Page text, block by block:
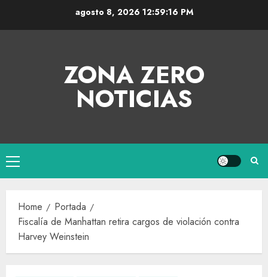
agosto 8, 202612:59:17 PM
ZONA ZERO
NOTICIAS
Home
Portada
Fiscalía de Manhattan retira cargos de violación contra
Harvey Weinstein